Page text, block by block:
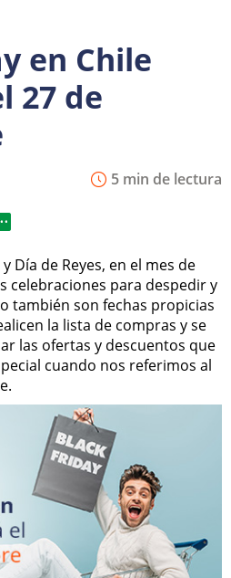
en Chile
27 de
5 min de lectura
Día de Reyes, en el mes de
celebraciones para despedir y
también son fechas propicias
la lista de compras y se
las ofertas y descuentos que
cuando nos referimos al